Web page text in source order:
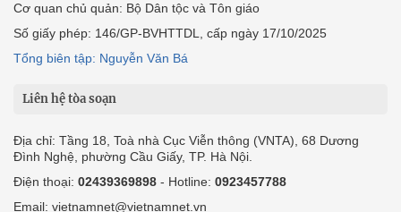
Cơ quan chủ quản: Bộ Dân tộc và Tôn giáo
Số giấy phép: 146/GP-BVHTTDL, cấp ngày 17/10/2025
Tổng biên tập: Nguyễn Văn Bá
Liên hệ tòa soạn
Địa chỉ: Tầng 18, Toà nhà Cục Viễn thông (VNTA), 68 Dương
Đình Nghệ, phường Cầu Giấy, TP. Hà Nội.
Điện thoại: 02439369898 - Hotline: 0923457788
Email: vietnamnet@vietnamnet.vn